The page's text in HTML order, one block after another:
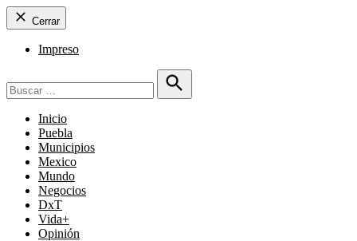
Cerrar
Impreso
Buscar
Inicio
Puebla
Municipios
Mexico
Mundo
Negocios
DxT
Vida+
Opinión